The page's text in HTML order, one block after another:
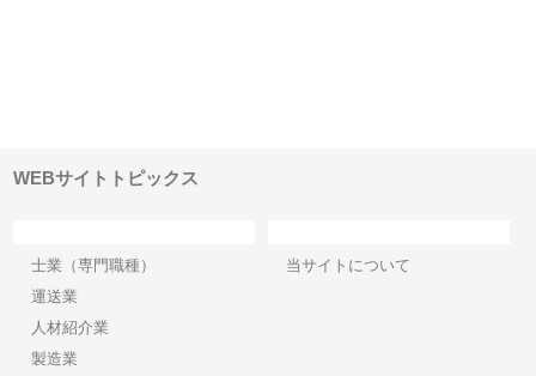
WEBサイトトピックス
士業（専門職種）
運送業
人材紹介業
製造業
当サイトについて